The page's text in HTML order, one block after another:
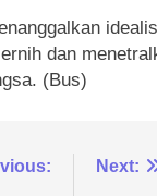
dan
(Bus)
Next: